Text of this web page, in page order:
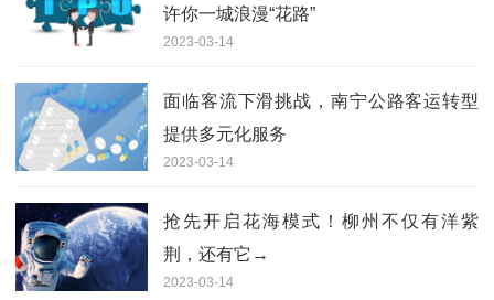
许你一城浪漫“花路”
2023-03-14
面临客流下滑挑战，南宁公路客运转型
提供多元化服务
2023-03-14
抢先开启花海模式！柳州不仅有洋紫
荆，还有它→
2023-03-14